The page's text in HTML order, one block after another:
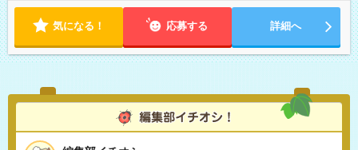
気になる！ 応募する 詳細へ